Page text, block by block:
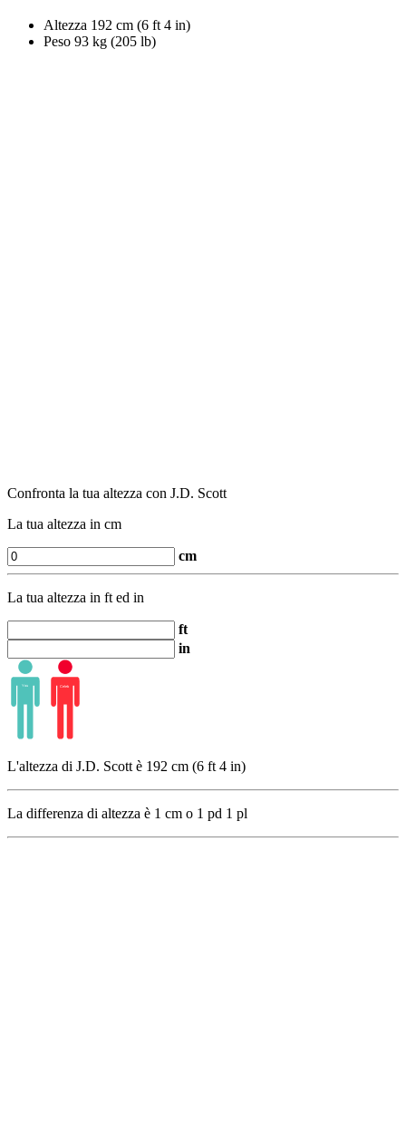
Altezza 192 cm (6 ft 4 in)
Peso 93 kg (205 lb)
Confronta la tua altezza con J.D. Scott
La tua altezza in cm
cm
La tua altezza in ft ed in
ft
in
L'altezza di J.D. Scott è 192 cm (6 ft 4 in)
La differenza di altezza è 1 cm o 1 pd 1 pl